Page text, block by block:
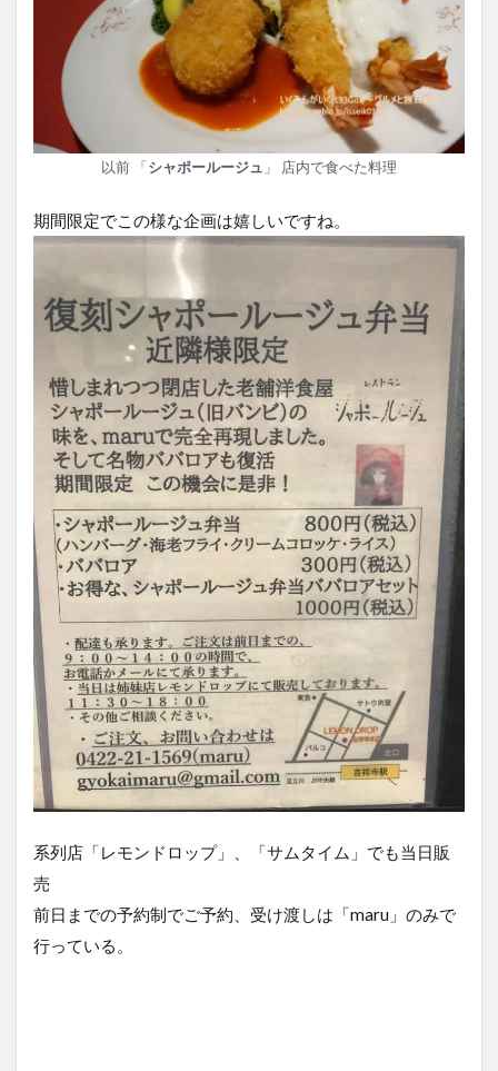
以前 「シャポールージュ 」 店内で食べた料理
期間限定でこの様な企画は嬉しいですね。
系列店「レモンドロップ」、「サムタイム」でも当日販
売
前日までの予約制でご予約、受け渡しは「maru」のみで
行っている。